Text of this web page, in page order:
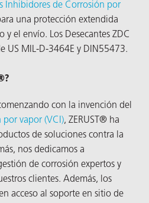
Inhibidores de Corrosión por
una protección extendida
el envío. Los Desecantes ZDC
US MIL-D-3464E y DIN55473.
con la invención del
vapor (VCI), ZERUST® ha
de soluciones contra la
nos dedicamos a
de corrosión expertos y
clientes. Además, los
acceso al soporte en sitio de